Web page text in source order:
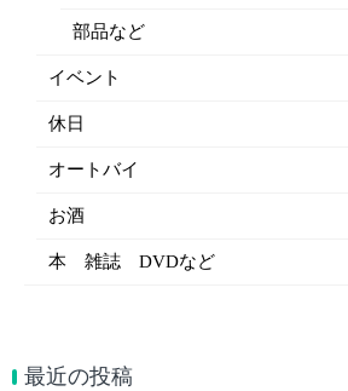
部品など
イベント
休日
オートバイ
お酒
本 雑誌 DVDなど
最近の投稿